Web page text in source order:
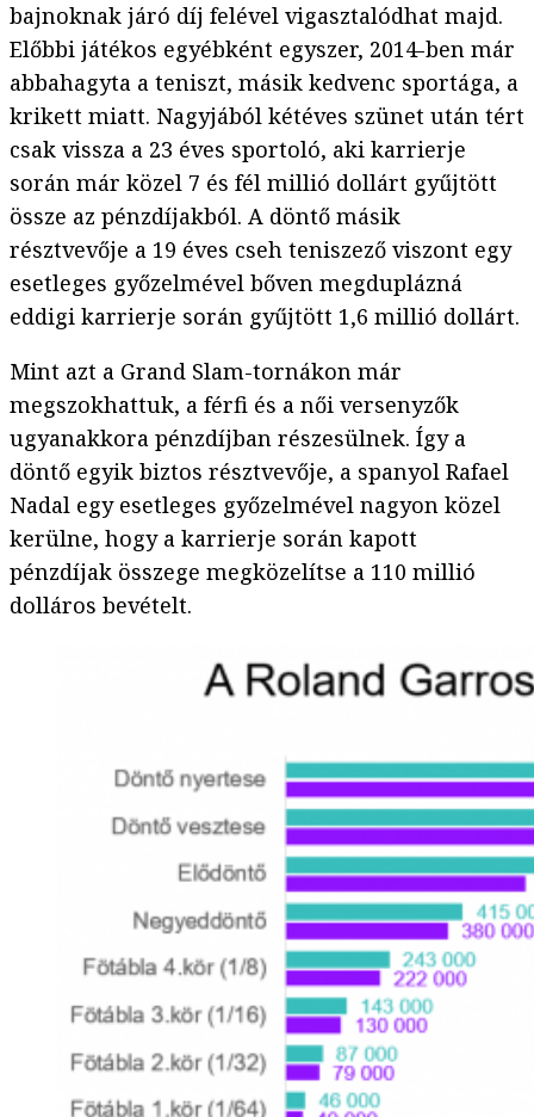
bajnoknak járó díj felével vigasztalódhat majd.
Előbbi játékos egyébként egyszer, 2014-ben már
abbahagyta a teniszt, másik kedvenc sportága, a
krikett miatt. Nagyjából kétéves szünet után tért
csak vissza a 23 éves sportoló, aki karrierje
során már közel 7 és fél millió dollárt gyűjtött
össze az pénzdíjakból. A döntő másik
résztvevője a 19 éves cseh teniszező viszont egy
esetleges győzelmével bőven megduplázná
eddigi karrierje során gyűjtött 1,6 millió dollárt.
Mint azt a Grand Slam-tornákon már
megszokhattuk, a férfi és a női versenyzők
ugyanakkora pénzdíjban részesülnek. Így a
döntő egyik biztos résztvevője, a spanyol Rafael
Nadal egy esetleges győzelmével nagyon közel
kerülne, hogy a karrierje során kapott
pénzdíjak összege megközelítse a 110 millió
dolláros bevételt.